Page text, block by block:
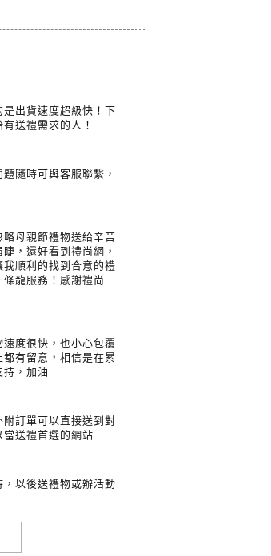
出貨速度超級快！下
送禮需求的人！
隨時可與客服聯繫，
母親節禮物送給辛苦
，還好看到禮尚網，
順利的找到合意的禮
龍服務！感謝禮尚
度很快，也小心包覆
有留意，相信是在累
持，加油
訂單可以直接送到對
送禮首選的網站
以後送禮物或辦活動